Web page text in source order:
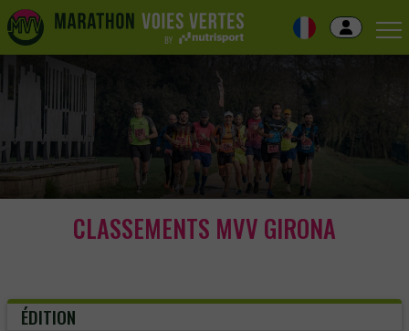
Skip
navigation
Skip
to
content
CLASSEMENTS MVV GIRONA
ÉDITION